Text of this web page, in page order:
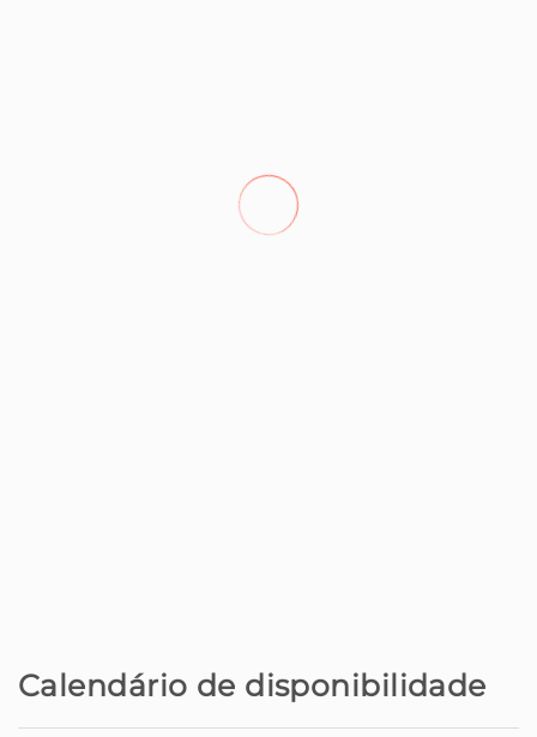
Calendário de disponibilidade